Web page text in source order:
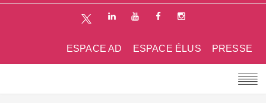
PRESSE
ESPACE ÉLUS
ESPACE AD